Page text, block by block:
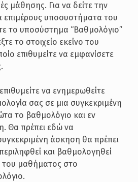
μάθησης. Για να δείτε την
επιμέρους υποσυστήματα του
το υποσύστημα “Βαθμολόγιο”
το στοιχείο εκείνο του
επιθυμείτε να εμφανίσετε
να ενημερωθείτε
σας σε μια συγκεκριμένη
το βαθμολόγιο και εν
Θα πρέπει εδώ να
άσκηση θα πρέπει
και βαθμολογηθεί
του μαθήματος στο